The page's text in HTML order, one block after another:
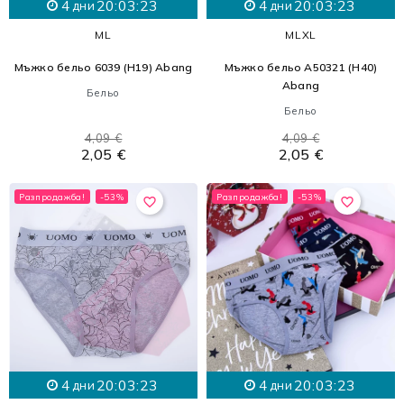
4 дни 20:03:21
M L
Мъжко бельо 6039 (H19) Abang
Бельо
2,05 €
4,09 €
4 дни 20:03:21
M L XL
Мъжко бельо A50321 (H40)
Abang
Бельо
2,05 €
4,09 €
favorite_border
Разпродажба! -53%
4 дни 20:03:21
favorite_border
Разпродажба! -53%
4 дни 20:03:21